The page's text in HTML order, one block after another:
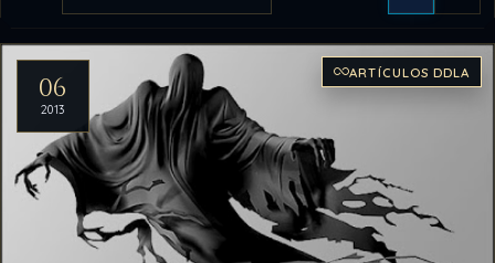
Artículos del archivo
06
2013
ARTÍCULOS DDLA